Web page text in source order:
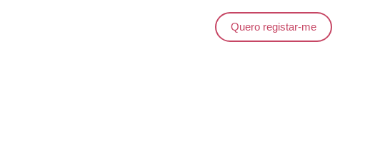
Quero registar-me